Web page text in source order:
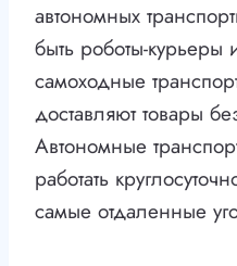
автономных
быть роботы-
самоходные
доставляют товары
Автономные
работать
самые отдаленные